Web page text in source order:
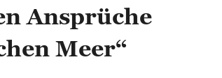
Ansprüche
Meer“